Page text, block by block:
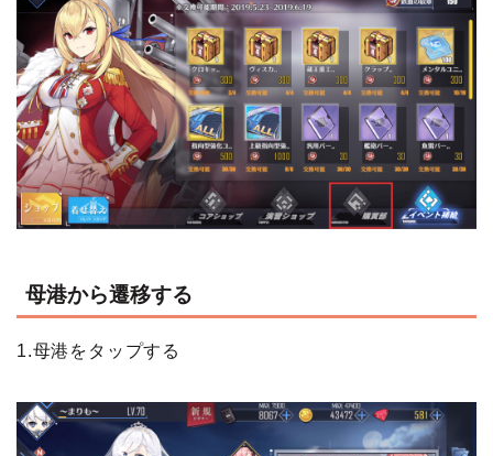
母港から遷移する
1.母港をタップする